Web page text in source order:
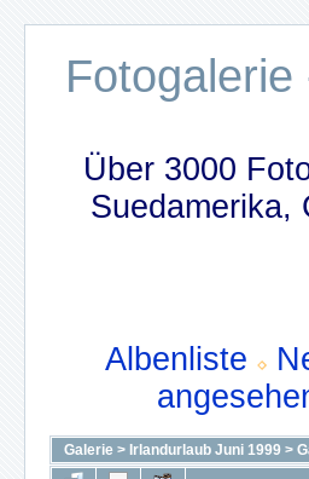
Über 3000
Suedamerika,
Albenliste
Galerie > Irlandurlaub Juni 1999 >